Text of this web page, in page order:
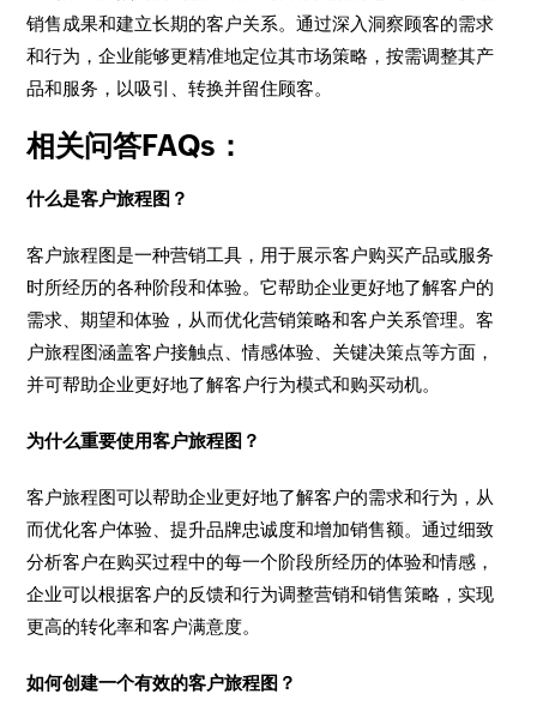
销售成果和建立长期的客户关系。通过深入洞察顾客的需求
和行为，企业能够更精准地定位其市场策略，按需调整其产
品和服务，以吸引、转换并留住顾客。
相关问答FAQs：
什么是客户旅程图？
客户旅程图是一种营销工具，用于展示客户购买产品或服务
时所经历的各种阶段和体验。它帮助企业更好地了解客户的
需求、期望和体验，从而优化营销策略和客户关系管理。客
户旅程图涵盖客户接触点、情感体验、关键决策点等方面，
并可帮助企业更好地了解客户行为模式和购买动机。
为什么重要使用客户旅程图？
客户旅程图可以帮助企业更好地了解客户的需求和行为，从
而优化客户体验、提升品牌忠诚度和增加销售额。通过细致
分析客户在购买过程中的每一个阶段所经历的体验和情感，
企业可以根据客户的反馈和行为调整营销和销售策略，实现
更高的转化率和客户满意度。
如何创建一个有效的客户旅程图？